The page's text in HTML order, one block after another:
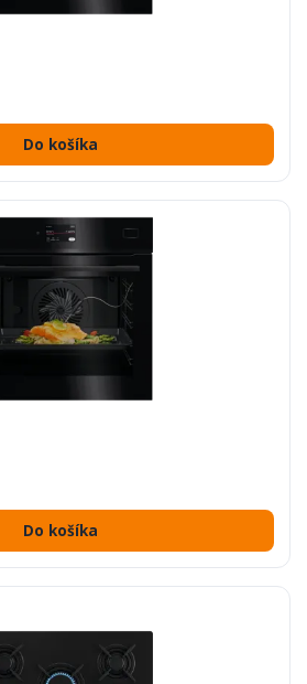
Do košíka
Do košíka